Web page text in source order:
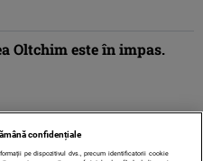
Oltchim este în impas.
confidențiale
pe dispozitivul dvs., precum identificatorii cookie